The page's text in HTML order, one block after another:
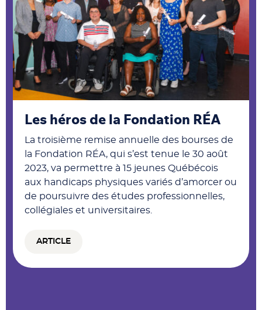
Les héros de la Fondation RÉA
La troisième remise annuelle des bourses de
la Fondation RÉA, qui s’est tenue le 30 août
2023, va permettre à 15 jeunes Québécois
aux handicaps physiques variés d’amorcer ou
de poursuivre des études professionnelles,
collégiales et universitaires.
ARTICLE